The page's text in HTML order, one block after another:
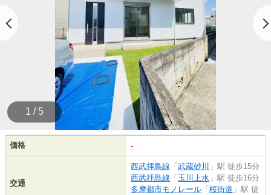
1 / 5
価格 -
交通
西武拝島線 「 武蔵砂川 」駅 徒歩15分
西武拝島線 「 玉川上水 」駅 徒歩16分
多摩都市モノレール 「 桜街道 」駅 徒